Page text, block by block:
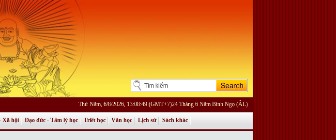
Thứ Năm, 6/8/2026, 13:08:49 (GMT+7)24 Tháng 6 Năm Bính Ngọ (ÂL)
Xã hội Đạo đức - Tâm lý học Triết học Văn học Lịch sử Sách khác